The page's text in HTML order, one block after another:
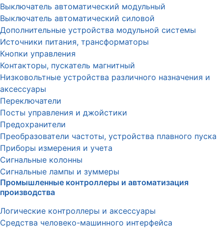
Выключатель автоматический модульный
Выключатель автоматический силовой
Дополнительные устройства модульной системы
Источники питания, трансформаторы
Кнопки управления
Контакторы, пускатель магнитный
Низковольтные устройства различного назначения и
аксессуары
Переключатели
Посты управления и джойстики
Предохранители
Преобразователи частоты, устройства плавного пуска
Приборы измерения и учета
Сигнальные колонны
Сигнальные лампы и зуммеры
Промышленные контроллеры и автоматизация
производства
Логические контроллеры и аксессуары
Средства человеко-машинного интерфейса